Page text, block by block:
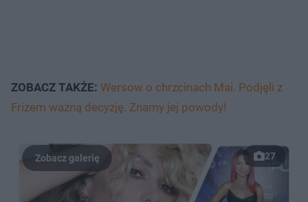
ZOBACZ TAKŻE: Wersow o chrzcinach Mai. Podjęli z
Frizem ważną decyzję. Znamy jej powody!
27